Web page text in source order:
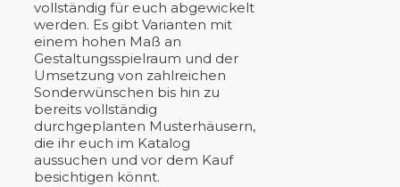
vollständig für euch abgewickelt
werden. Es gibt Varianten mit
einem hohen Maß an
Gestaltungsspielraum und der
Umsetzung von zahlreichen
Sonderwünschen bis hin zu
bereits vollständig
durchgeplanten Musterhäusern,
die ihr euch im Katalog
aussuchen und vor dem Kauf
besichtigen könnt.